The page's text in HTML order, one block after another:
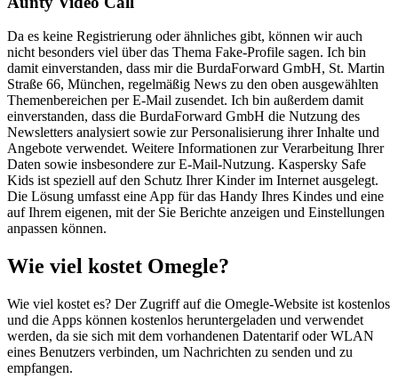
Da es keine Registrierung oder ähnliches gibt, können wir auch
nicht besonders viel über das Thema Fake-Profile sagen. Ich bin
damit einverstanden, dass mir die BurdaForward GmbH, St. Martin
Straße 66, München, regelmäßig News zu den oben ausgewählten
Themenbereichen per E-Mail zusendet. Ich bin außerdem damit
einverstanden, dass die BurdaForward GmbH die Nutzung des
Newsletters analysiert sowie zur Personalisierung ihrer Inhalte und
Angebote verwendet. Weitere Informationen zur Verarbeitung Ihrer
Daten sowie insbesondere zur E-Mail-Nutzung. Kaspersky Safe
Kids ist speziell auf den Schutz Ihrer Kinder im Internet ausgelegt.
Die Lösung umfasst eine App für das Handy Ihres Kindes und eine
auf Ihrem eigenen, mit der Sie Berichte anzeigen und Einstellungen
anpassen können.
Wie viel kostet Omegle?
Wie viel kostet es? Der Zugriff auf die Omegle-Website ist kostenlos
und die Apps können kostenlos heruntergeladen und verwendet
werden, da sie sich mit dem vorhandenen Datentarif oder WLAN
eines Benutzers verbinden, um Nachrichten zu senden und zu
empfangen.